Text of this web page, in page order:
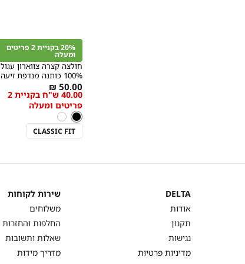
Color
שחור
מידה
הוספה
לסל 20% בקניית 2 פריטים
ומעלה
חולצה קצרה צווארון עגול
100% כותנה מנדפת זיעה
As
low
as
50.00 ₪
40.00 ש"ח בקניית 2
פריטים ומעלה
צבע
שחור
שחורלבן
CLASSIC FIT
DELTA
DELTA
אודות
תקנון
נגישות
מדיניות פרטיות
שירות
לקוחות
שירות לקוחות
משלוחים
החלפות והחזרות
שאלות ותשובות
מדריך מידות